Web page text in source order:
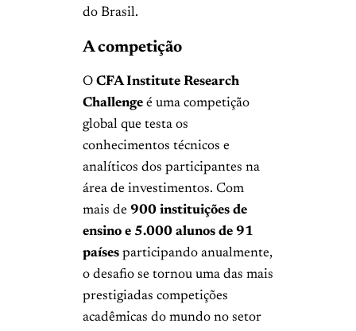
do Brasil.
A competição
O CFA Institute Research
Challenge é uma competição
global que testa os
conhecimentos técnicos e
analíticos dos participantes na
área de investimentos. Com
mais de 900 instituições de
ensino e 5.000 alunos de 91
países participando anualmente,
o desafio se tornou uma das mais
prestigiadas competições
acadêmicas do mundo no setor